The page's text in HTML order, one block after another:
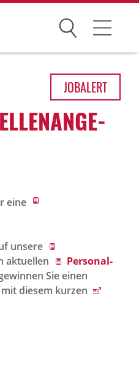
Suchen
JOBALERT
eine
unsere
aktuellen
Personal-
Sie einen
diesem kurzen